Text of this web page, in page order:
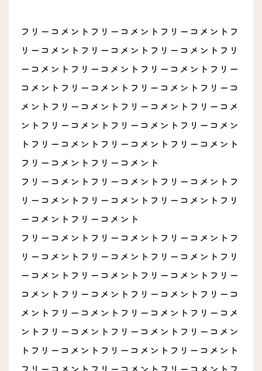
フリーコメントフリーコメントフリーコメントフ
リーコメントフリーコメントフリーコメントフリ
ーコメントフリーコメントフリーコメントフリー
コメントフリーコメントフリーコメントフリーコ
メントフリーコメントフリーコメントフリーコメ
ントフリーコメントフリーコメントフリーコメン
トフリーコメントフリーコメントフリーコメント
フリーコメントフリーコメント
フリーコメントフリーコメントフリーコメントフ
リーコメントフリーコメントフリーコメントフリ
ーコメントフリーコメント
フリーコメントフリーコメントフリーコメントフ
リーコメントフリーコメントフリーコメントフリ
ーコメントフリーコメントフリーコメントフリー
コメントフリーコメントフリーコメントフリーコ
メントフリーコメントフリーコメントフリーコメ
ントフリーコメントフリーコメントフリーコメン
トフリーコメントフリーコメントフリーコメント